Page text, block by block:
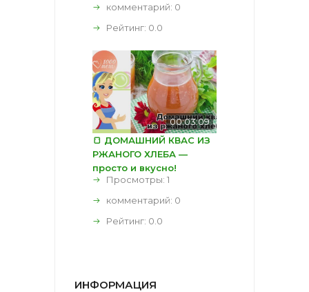
комментарий: 0
Рейтинг: 0.0
00:03:09
🍞 ДОМАШНИЙ КВАС ИЗ
РЖАНОГО ХЛЕБА —
просто и вкусно!
Просмотры: 1
комментарий: 0
Рейтинг: 0.0
ИНФОРМАЦИЯ